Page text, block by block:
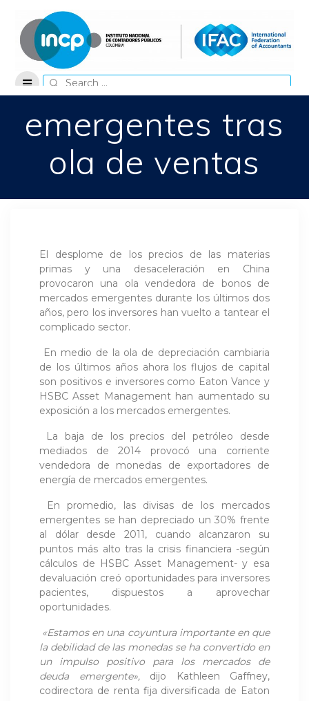
content
Search
for:
emergentes tras
ola de ventas
El desplome de los precios de las materias
primas y una desaceleración en China
provocaron una ola vendedora de bonos de
mercados emergentes durante los últimos dos
años, pero los inversores han vuelto a tantear el
complicado sector.
En medio de la ola de depreciación cambiaria
de los últimos años ahora los flujos de capital
son positivos e inversores como Eaton Vance y
HSBC Asset Management han aumentado su
exposición a los mercados emergentes.
La baja de los precios del petróleo desde
mediados de 2014 provocó una corriente
vendedora de monedas de exportadores de
energía de mercados emergentes.
En promedio, las divisas de los mercados
emergentes se han depreciado un 30% frente
al dólar desde 2011, cuando alcanzaron su
puntos más alto tras la crisis financiera -según
cálculos de HSBC Asset Management- y esa
devaluación creó oportunidades para inversores
pacientes, dispuestos a aprovechar
oportunidades.
«Estamos en una coyuntura importante en que
la debilidad de las monedas se ha convertido en
un impulso positivo para los mercados de
deuda emergente»,dijo Kathleen Gaffney,
codirectora de renta fija diversificada de Eaton